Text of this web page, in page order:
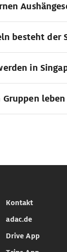
besteht der
in
Kontakt
adac.de
Drive App